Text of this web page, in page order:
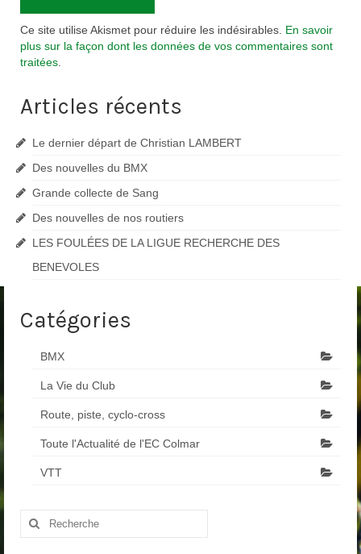
Ce site utilise Akismet pour réduire les indésirables. En savoir
plus sur la façon dont les données de vos commentaires sont
traitées
Articles récents
Le dernier départ de Christian LAMBERT
Des nouvelles du BMX
Grande collecte de Sang
Des nouvelles de nos routiers
LES FOULÉES DE LA LIGUE RECHERCHE DES
BENEVOLES
Catégories
BMX
La Vie du Club
Route, piste, cyclo-cross
Toute l'Actualité de l'EC Colmar
VTT
Rechercher